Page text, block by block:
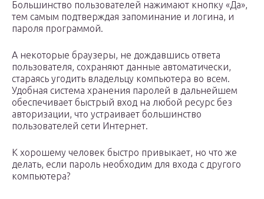
Большинство пользователей нажимают кнопку «Да»,
тем самым подтверждая запоминание и логина, и
пароля программой.
А некоторые браузеры, не дождавшись ответа
пользователя, сохраняют данные автоматически,
стараясь угодить владельцу компьютера во всем.
Удобная система хранения паролей в дальнейшем
обеспечивает быстрый вход на любой ресурс без
авторизации, что устраивает большинство
пользователей сети Интернет.
К хорошему человек быстро привыкает, но что же
делать, если пароль необходим для входа с другого
компьютера?